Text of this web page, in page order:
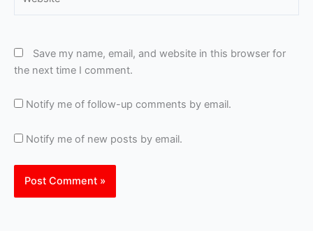
Save my name, email, and website in this browser for
the next time I comment.
Notify me of follow-up comments by email.
Notify me of new posts by email.